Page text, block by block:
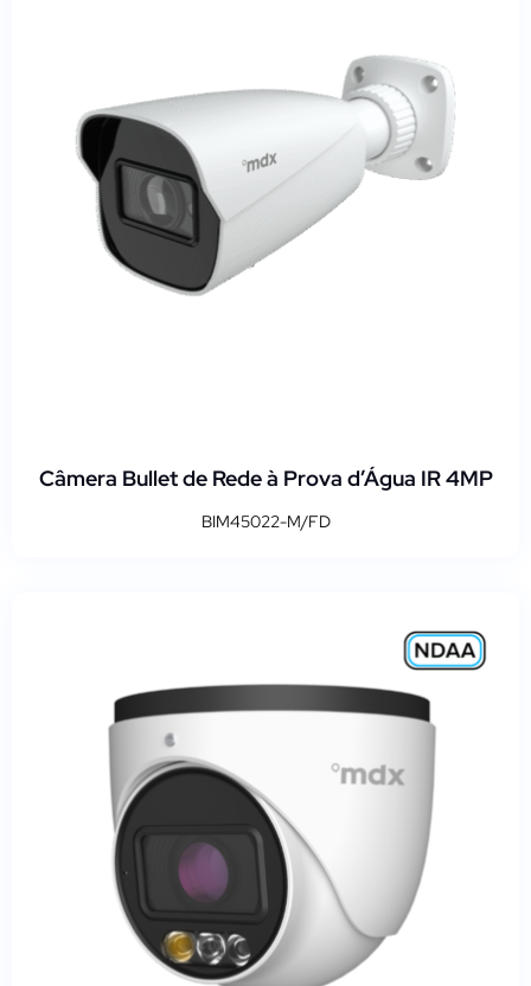
Câmera Bullet de Rede à Prova d’Água IR 4MP
BIM45022-M/FD